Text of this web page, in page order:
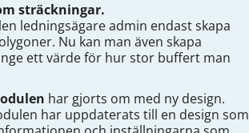
sträckningar.
ledningsägare admin endast skapa
Nu kan man även skapa
ett värde för hur stor buffert man
har gjorts om med ny design.
har uppdaterats till en design som